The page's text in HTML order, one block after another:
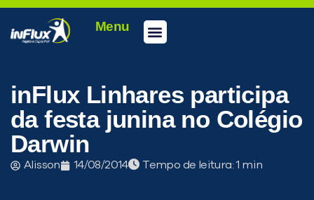
Menu
inFlux Linhares participa
da festa junina no Colégio
Darwin
Alisson 14/08/2014 Tempo de leitura: